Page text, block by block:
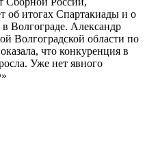
об итогах Спартакиады и о
Волгограде. Александр
Волгоградской области по
что конкуренция в
Уже нет явного